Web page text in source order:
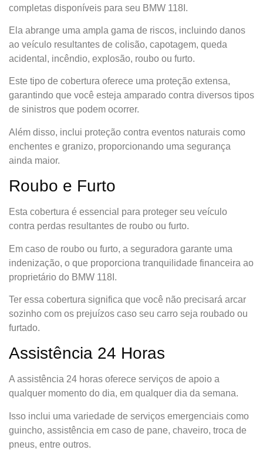
completas disponíveis para seu BMW 118I.
Ela abrange uma ampla gama de riscos, incluindo danos
ao veículo resultantes de colisão, capotagem, queda
acidental, incêndio, explosão, roubo ou furto.
Este tipo de cobertura oferece uma proteção extensa,
garantindo que você esteja amparado contra diversos tipos
de sinistros que podem ocorrer.
Além disso, inclui proteção contra eventos naturais como
enchentes e granizo, proporcionando uma segurança
ainda maior.
Roubo e Furto
Esta cobertura é essencial para proteger seu veículo
contra perdas resultantes de roubo ou furto.
Em caso de roubo ou furto, a seguradora garante uma
indenização, o que proporciona tranquilidade financeira ao
proprietário do BMW 118I.
Ter essa cobertura significa que você não precisará arcar
sozinho com os prejuízos caso seu carro seja roubado ou
furtado.
Assistência 24 Horas
A assistência 24 horas oferece serviços de apoio a
qualquer momento do dia, em qualquer dia da semana.
Isso inclui uma variedade de serviços emergenciais como
guincho, assistência em caso de pane, chaveiro, troca de
pneus, entre outros.